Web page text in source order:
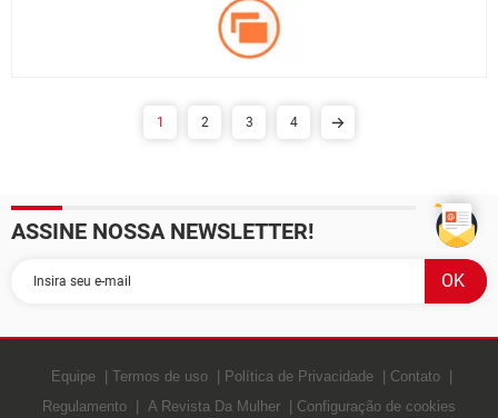
1 2 3 4
ASSINE NOSSA NEWSLETTER!
Equipe Termos de uso Política de Privacidade
Contato
Regulamento
A Revista Da Mulher Configuração de cookies